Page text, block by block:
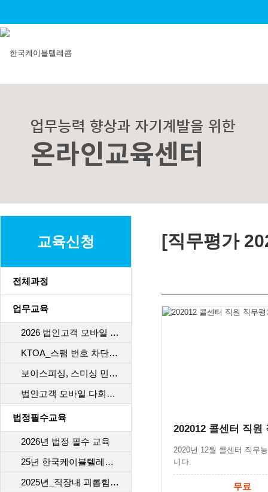
교육신청
전체과정
업무교육
2026 법인고객 모바일 다회선 구비서류
KTOA_스팸 번호 차단 시스템
보이스피싱, 스미싱 민원 응대 Process
법인고객 모바일 다회선 가이드라인 개정
법정필수교육
2026년 법정 필수 교육
25년 한국케이블텔레콤 (개인)정보보호교육
2025년_직장내 괴롭힘 예방
[직무평가
2020년 12월 콜센터 직무
니다.
무료